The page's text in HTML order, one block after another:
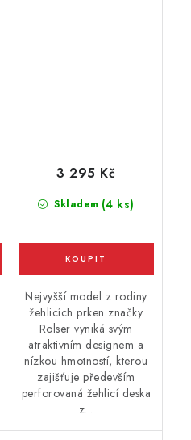
Skladem (4 ks)
3 295 Kč
Nejvyšší model z rodiny
žehlicích prken značky
Rolser vyniká svým
atraktivním designem a
nízkou hmotností, kterou
zajišťuje především
perforovaná žehlicí deska
z...